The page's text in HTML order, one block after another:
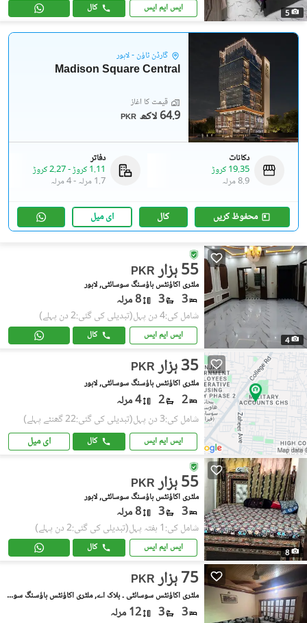
5 ایس ایم ایس کال
گارڈن ٹاؤن - لاہور
Madison Square Central
قیمت کا آغاز
PKR 64.9 لاکھ
دکانات
19.35 کروڑ
8.9 مرلہ
دفاتر
1.11 کروڑ
-2.27 کروڑ
1.7 مرلہ
-4 مرلہ
محفوظ کریں کال ای میل
4
PKR 55 ہزار
ملٹری اکاؤنٹس ہاؤسنگ سوسائٹی, لاہور
3
3 8 مرلہ
شامل کی:4 دن پہل (تبدیلی کی گئی:2 دن پہلے)
ایس ایم ایس کال
PKR 35 ہزار
ملٹری اکاؤنٹس ہاؤسنگ سوسائٹی, لاہور
2
2 4 مرلہ
شامل کی:3 دن پہل (تبدیلی کی گئی:22 گھنٹے پہلے)
ایس ایم ایس کال ای میل
8
PKR 55 ہزار
ملٹری اکاؤنٹس ہاؤسنگ سوسائٹی, لاہور
3
3 8 مرلہ
شامل کی:1 ہفتہ پہل (تبدیلی کی گئی:2 دن پہلے)
ایس ایم ایس کال
PKR 75 ہزار
ملٹری اکاؤنٹس سوسائٹی ۔ بلاک اے, ملٹری اکاؤنٹس ہاؤسنگ سوسائٹی
3
3 12 مرلہ